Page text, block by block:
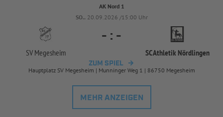
AK Nord 1
SO.. 20.09.2026 /15:00 Uhr
SV Megesheim
- : -
SC Athletik Nördlingen
ZUM SPIEL
Hauptplatz SV Megesheim | Munninger Weg 1 | 86750 Megesheim
MEHR ANZEIGEN